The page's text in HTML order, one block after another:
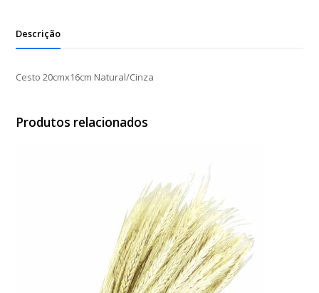
Descrição
Cesto 20cmx16cm Natural/Cinza
Produtos relacionados